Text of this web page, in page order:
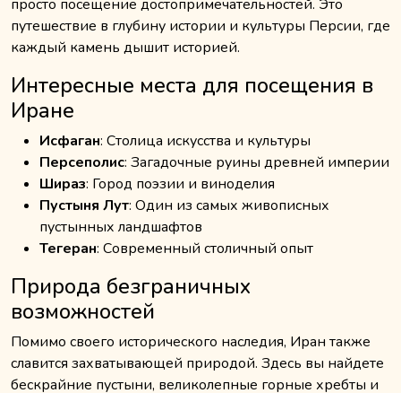
просто посещение достопримечательностей. Это
путешествие в глубину истории и культуры Персии, где
каждый камень дышит историей.
Интересные места для посещения в
Иране
Исфаган: Столица искусства и культуры
Персеполис: Загадочные руины древней империи
Шираз: Город поэзии и виноделия
Пустыня Лут: Один из самых живописных
пустынных ландшафтов
Тегеран: Современный столичный опыт
Природа безграничных
возможностей
Помимо своего исторического наследия, Иран также
славится захватывающей природой. Здесь вы найдете
бескрайние пустыни, великолепные горные хребты и